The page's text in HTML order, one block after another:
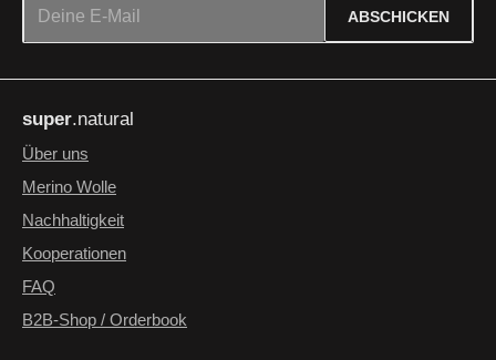
ABSCHICKEN
genommen und die
einverstanden.
Die mit einem Stern (*) markierten Felder sind Pflichtfelder.
super.natural
Über uns
Merino Wolle
Nachhaltigkeit
Kooperationen
FAQ
B2B-Shop / Orderbook